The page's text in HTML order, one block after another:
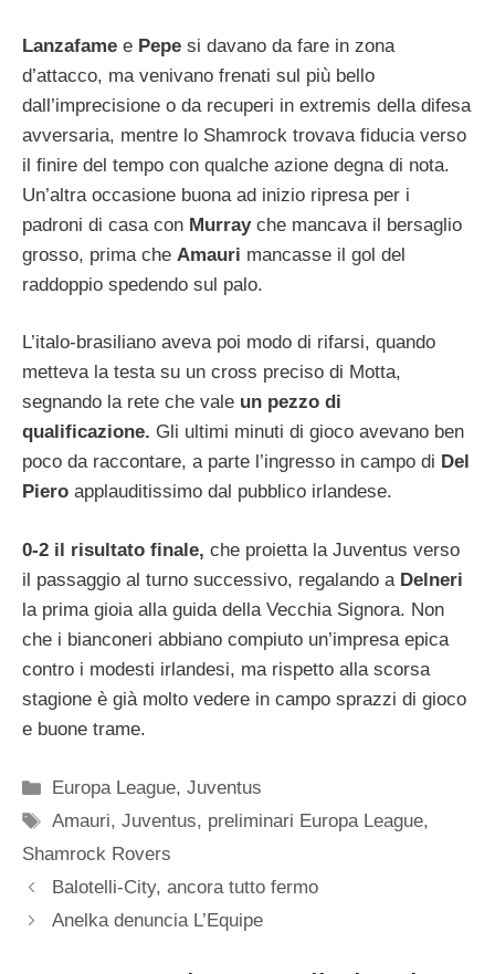
Lanzafame e Pepe si davano da fare in zona
d’attacco, ma venivano frenati sul più bello
dall’imprecisione o da recuperi in extremis della difesa
avversaria, mentre lo Shamrock trovava fiducia verso
il finire del tempo con qualche azione degna di nota.
Un’altra occasione buona ad inizio ripresa per i
padroni di casa con Murrayche mancava il bersaglio
grosso, prima che Amauri mancasse il gol del
raddoppio spedendo sul palo.
L’italo-brasiliano aveva poi modo di rifarsi, quando
metteva la testa su un cross preciso di Motta,
segnando la rete che vale un pezzo di
qualificazione. Gli ultimi minuti di gioco avevano ben
poco da raccontare, a parte l’ingresso in campo di Del
Piero applauditissimo dal pubblico irlandese.
0-2 il risultato finale, che proietta la Juventus verso
il passaggio al turno successivo, regalando a Delneri
la prima gioia alla guida della Vecchia Signora. Non
che i bianconeri abbiano compiuto un’impresa epica
contro i modesti irlandesi, ma rispetto alla scorsa
stagione è già molto vedere in campo sprazzi di gioco
e buone trame.
Categorie
Europa League,Juventus
Tag
Amauri,Juventus, preliminari Europa League,
Shamrock Rovers
Balotelli-City, ancora tutto fermo
Anelka denuncia L’Equipe